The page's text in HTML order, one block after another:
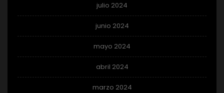
julio 2024
junio 2024
mayo 2024
abril 2024
marzo 2024